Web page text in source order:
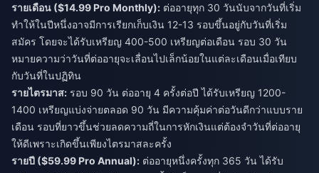
รายเดือน ($14.99 Pro Monthly): ต่ออายุทุก 30 วันนับจากวันที่เริ่ม
ทำให้ในปีหนึ่งอาจมีการเรียกเก็บเงิน 12-13 รอบขึ้นอยู่กับวันที่เริ่ม
สมัคร โดยจะได้รับเหรียญ 400-500 เหรียญต่อเดือน รอบ 30 วัน
หมายความว่าวันที่ต่ออายุจะเลื่อนไปเล็กน้อยในแต่ละเดือนเมื่อเทียบ
กับวันที่ในปฏิทิน
รายไตรมาส: รอบ 90 วัน ต่ออายุ 4 ครั้งต่อปี ได้รับเหรียญ 1200-
1400 เหรียญแบ่งจ่ายตลอด 90 วัน มีความคุ้มค่าต่อวันดีกว่าแบบราย
เดือน รอบที่ยาวขึ้นช่วยลดความถี่ในการหักเงินแต่ต้องจำวันที่ต่ออายุ
ให้ดีเพราะเกิดขึ้นเพียงไตรมาสละครั้ง
รายปี ($59.99 Pro Annual): ต่ออายุหนึ่งครั้งทุก 365 วัน ได้รับ